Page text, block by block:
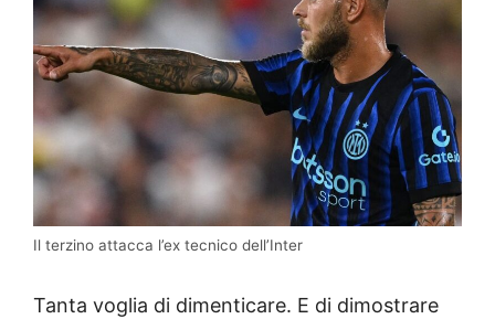
Il terzino attacca l’ex tecnico dell’Inter
Tanta voglia di dimenticare. E di dimostrare